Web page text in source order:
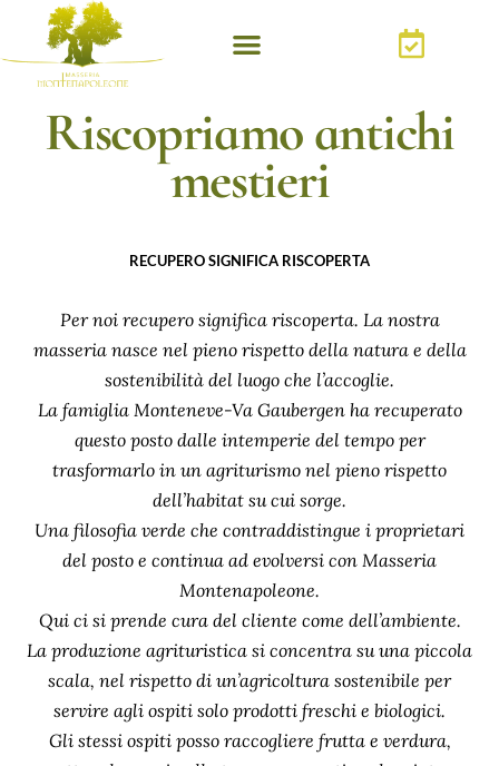
Riscopriamo antichi
mestieri
RECUPERO SIGNIFICA RISCOPERTA
Per noi recupero significa riscoperta. La nostra
masseria nasce nel pieno rispetto della natura e della
sostenibilità del luogo che l’accoglie.
La famiglia Monteneve-Va Gaubergen ha recuperato
questo posto dalle intemperie del tempo per
trasformarlo in un agriturismo nel pieno rispetto
dell’habitat su cui sorge.
Una filosofia verde che contraddistingue i proprietari
del posto e continua ad evolversi con Masseria
Montenapoleone.
Qui ci si prende cura del cliente come dell’ambiente.
La produzione agrituristica si concentra su una piccola
scala, nel rispetto di un’agricoltura sostenibile per
servire agli ospiti solo prodotti freschi e biologici.
Gli stessi ospiti posso raccogliere frutta e verdura,